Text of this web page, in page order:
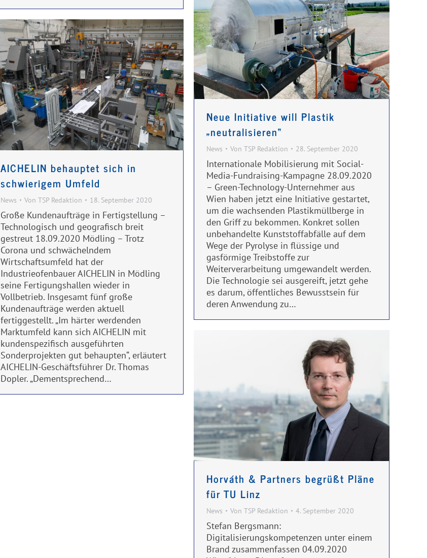
Neue Initiative will Plastik
„neutralisieren“
News Von TSP Redaktion 28. September 2020
Internationale Mobilisierung mit Social-
Media-Fundraising-Kampagne 28.09.2020
– Green-Technology-Unternehmer aus
Wien haben jetzt eine Initiative gestartet,
um die wachsenden Plastikmüllberge in
den Griff zu bekommen. Konkret sollen
unbehandelte Kunststoffabfälle auf dem
Wege der Pyrolyse in flüssige und
gasförmige Treibstoffe zur
Weiterverarbeitung umgewandelt werden.
Die Technologie sei ausgereift, jetzt gehe
es darum, öffentliches Bewusstsein für
deren Anwendung zu…
AICHELIN behauptet sich in
schwierigem Umfeld
News Von TSP Redaktion 18. September 2020
Große Kundenaufträge in Fertigstellung –
Technologisch und geografisch breit
gestreut 18.09.2020 Mödling – Trotz
Corona und schwächelndem
Wirtschaftsumfeld hat der
Industrieofenbauer AICHELIN in Mödling
seine Fertigungshallen wieder in
Vollbetrieb. Insgesamt fünf große
Kundenaufträge werden aktuell
fertiggestellt. „Im härter werdenden
Marktumfeld kann sich AICHELIN mit
kundenspezifisch ausgeführten
Sonderprojekten gut behaupten“, erläutert
AICHELIN-Geschäftsführer Dr. Thomas
Dopler. „Dementsprechend…
Horváth & Partners begrüßt Pläne
für TU Linz
News Von TSP Redaktion 4. September 2020
Stefan Bergsmann:
Digitalisierungskompetenzen unter einem
Brand zusammenfassen 04.09.2020